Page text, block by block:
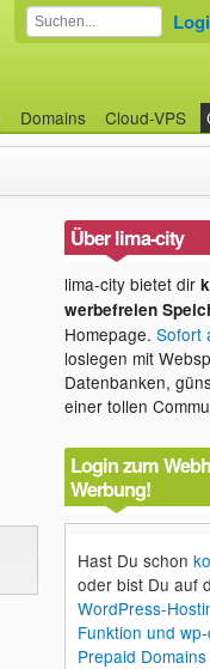
Domains Cloud-VPS
Über lima-city
lima-city bietet dir
werbefreien
Homepage. Sofort
loslegen mit
Datenbanken,
einer tollen
Login zum
Werbung!
Hast Du schon
oder bist Du auf
WordPress-
Funktion und
Prepaid Domains